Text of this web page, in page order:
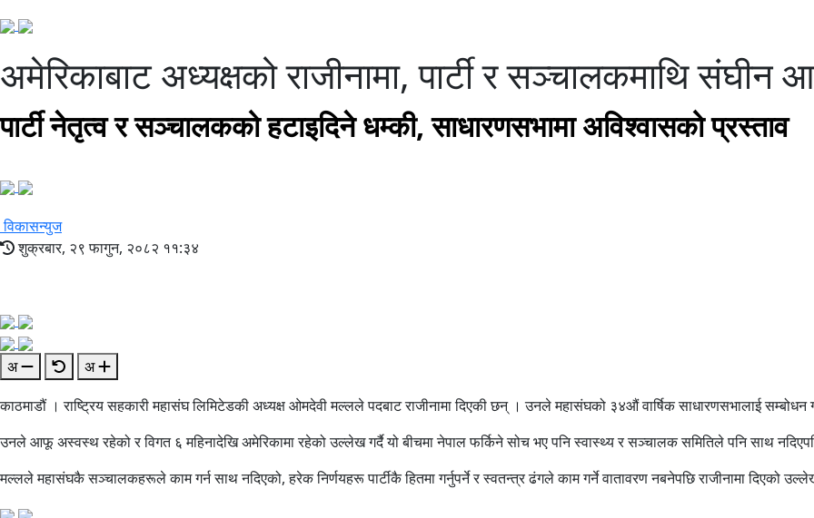
अमेरिकाबाट अध्यक्षको राजीनामा, पार्टी र सञ्चालकमाथि संघीन
पार्टी नेतृत्व र सञ्चालकको हटाइदिने धम्की, साधारणसभामा अविश्वासको प्रस्ताव
विकासन्युज
शुक्रबार, २९ फागुन, २०८२ ११:३४
अ
अ
काठमाडौं । राष्ट्रिय सहकारी महासंघ लिमिटेडकी अध्यक्ष ओमदेवी मल्लले पदबाट राजीनामा दिएकी छन् । उनले महासंघको ३४औं वार्षिक साधारणसभालाई सम्बोधन
उनले आफू अस्वस्थ रहेको र विगत ६ महिनादेखि अमेरिकामा रहेको उल्लेख गर्दै यो बीचमा नेपाल फर्किने सोच भए पनि स्वास्थ्य र सञ्चालक समितिले पनि साथ
मल्लले महासंघकै सञ्चालकहरूले काम गर्न साथ नदिएको, हरेक निर्णयहरू पार्टीकै हितमा गर्नुपर्ने र स्वतन्त्र ढंगले काम गर्ने वातावरण नबनेपछि राजीनामा दिएको